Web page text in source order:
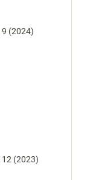
9 (2024)
12 (2023)